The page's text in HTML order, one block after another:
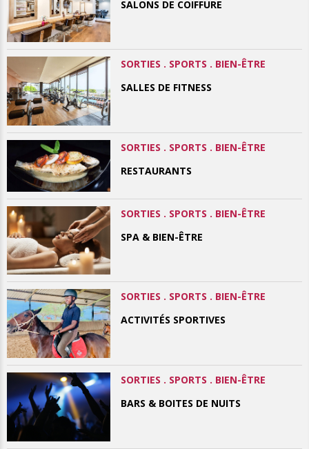
SALONS DE COIFFURE
SORTIES . SPORTS . BIEN-ÊTRE
SALLES DE FITNESS
SORTIES . SPORTS . BIEN-ÊTRE
RESTAURANTS
SORTIES . SPORTS . BIEN-ÊTRE
SPA & BIEN-ÊTRE
SORTIES . SPORTS . BIEN-ÊTRE
ACTIVITÉS SPORTIVES
SORTIES . SPORTS . BIEN-ÊTRE
BARS & BOITES DE NUITS